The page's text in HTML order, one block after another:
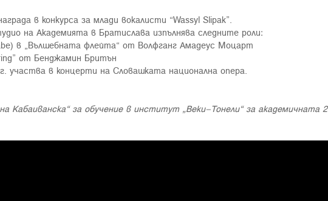
в конкурса за млади вокалисти “Wassyl Slipak”.
на Академията в Братислава изпълнява следните роли:
в „Вълшебната флейта“ от Волфганг Амадеус Моцарт
от Бенджамин Бритън
участва в концерти на Словашката национална опера.
Кабаиванска“ за обучение в институт „Веки–Тонели“ за академичната